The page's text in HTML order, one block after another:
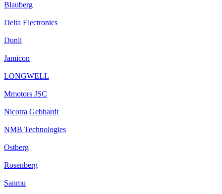
Blauberg
Delta Electronics
Dunli
Jamicon
LONGWELL
Mmotors JSC
Nicotra Gebhardt
NMB Technologies
Ostberg
Rosenberg
Sanmu